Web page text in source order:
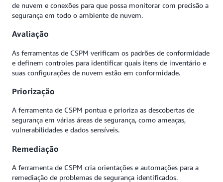
de nuvem e conexões para que possa monitorar com precisão a
segurança em todo o ambiente de nuvem.
Avaliação
As ferramentas de CSPM verificam os padrões de conformidade
e definem controles para identificar quais itens de inventário e
suas configurações de nuvem estão em conformidade.
Priorização
A ferramenta de CSPM pontua e prioriza as descobertas de
segurança em várias áreas de segurança, como ameaças,
vulnerabilidades e dados sensíveis.
Remediação
A ferramenta de CSPM cria orientações e automações para a
remediação de problemas de segurança identificados.